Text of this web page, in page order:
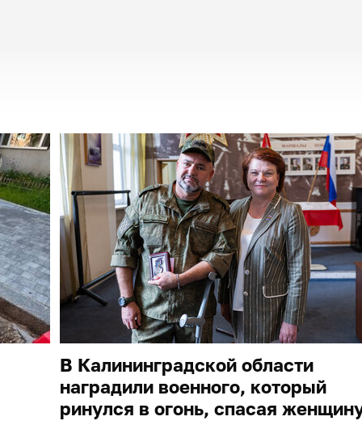
В Калининградской области
наградили военного, который
ринулся в огонь, спасая